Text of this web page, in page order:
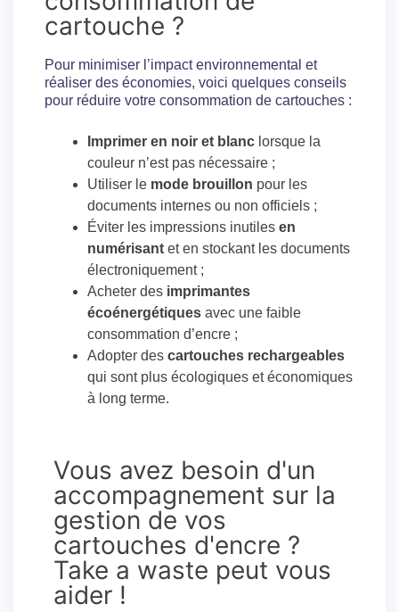
cartouche ?
Pour minimiser l’impact environnemental et
réaliser des économies, voici quelques conseils
pour réduire votre consommation de cartouches :
Imprimer en noir et blanc lorsque la
couleur n’est pas nécessaire ;
Utiliser le mode brouillon pour les
documents internes ou non officiels ;
Éviter les impressions inutiles en
numérisant et en stockant les documents
électroniquement ;
Acheter des imprimantes
écoénergétiques avec une faible
consommation d’encre ;
Adopter des cartouches rechargeables
qui sont plus écologiques et économiques
à long terme.
Vous avez besoin d'un
accompagnement sur la
gestion de vos
cartouches d'encre ?
Take a waste peut vous
aider !